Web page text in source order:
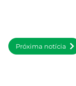
Próxima notícia